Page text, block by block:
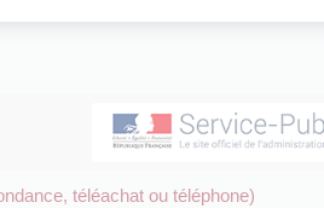
téléachat ou téléphone)